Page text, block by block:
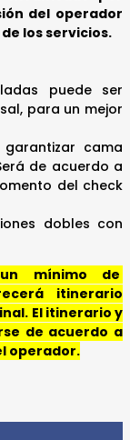
del operador
los servicios.
puede ser
para un mejor
cama
de acuerdo a
del check
dobles con
mínimo de
itinerario
El itinerario y
de acuerdo a